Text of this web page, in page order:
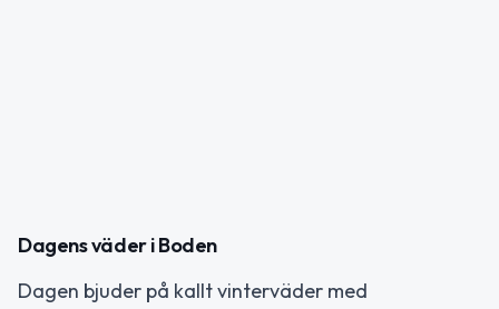
Dagens väder i Boden
Dagen bjuder på kallt vinterväder med